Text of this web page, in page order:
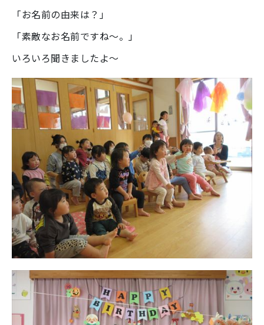
「お名前の由来は？」
「素敵なお名前ですね～。」
いろいろ聞きましたよ～